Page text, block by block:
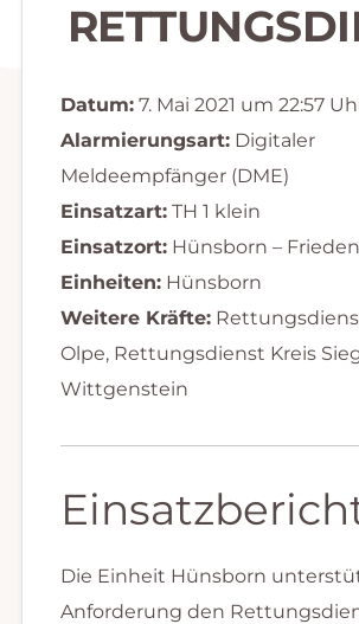
Datum:7. Mai 2021 um 22:57
Alarmierungsart:Digitaler
Meldeempfänger (DME)
Einsatzart:TH 1 klein
Einsatzort:Hünsborn –
Einheiten:Hünsborn
Weitere Kräfte:
Olpe, Rettungsdienst Kreis
Wittgenstein
Die Einheit Hünsborn
Anforderung den